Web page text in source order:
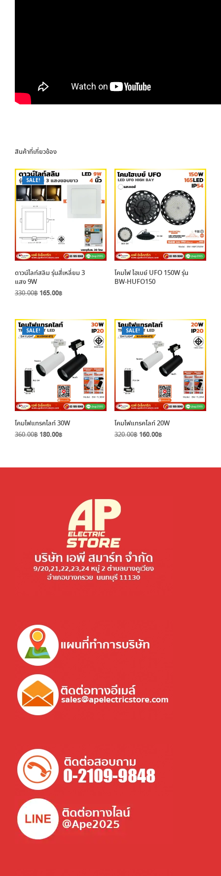
สินค้าที่เกี่ยวข้อง
SALE!
ดาวน์ไลท์สลิม รุ่นสี่เหลี่ยม 3
แสง 9W
330.00฿ Original
330.00฿.
165.00฿
165.00฿.
โคมไฟ ไฮเบย์ UFO 150W รุ่น
BW-HUFO150
SALE!
โคมไฟแทรคไลท์ 30W
360.00฿ Original
180.00฿
SALE!
โคมไฟแทรคไลท์ 20W
320.00฿ Original
160.00฿Current